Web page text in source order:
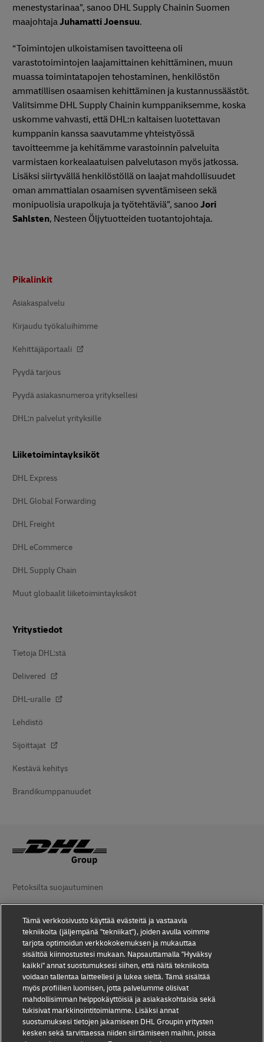
menestystarinaa”, sanoo DHL Supply Chainin Suomen
maajohtajaJuhamatti Joensuu.
“Toimintojen ulkoistamisen tavoitteena oli
varastotoimintojen laajamittainen kehittäminen, muun
muassa toimintatapojen tehostaminen, henkilöstön
ammatillisen osaamisen kehittäminen ja kustannussäästöt.
Valitsimme DHL Supply Chainin kumppaniksemme, koska
uskomme vahvasti, että DHL:n kaltaisen luotettavan
kumppanin kanssa saavutamme yhteistyössä
tavoitteemme ja kehitämme varastoinnin palveluita
varmistaen korkealaatuisen palvelutason myös jatkossa.
Lisäksi siirtyvällä henkilöstöllä on laajat mahdollisuudet
oman ammattialan osaamisen syventämiseen sekä
monipuolisia urapolkuja ja työtehtäviä”, sanoo Jori
Sahlsten, Nesteen Öljytuotteiden tuotantojohtaja.
Pikalinkit
Asiakaspalvelu
Kirjaudu työkaluihimme
Kehittäjäportaali
Pyydä tarjous
Pyydä asiakasnumeroa yrityksellesi
DHL:n palvelut yrityksille
Liiketoimintayksiköt
DHL Express
DHL Global Forwarding
DHL Freight
DHL eCommerce
DHL Supply Chain
Muut globaalit liiketoimintayksiköt
Yritystiedot
Tietoja DHL:stä
Delivered
DHL-uralle
Lehdistö
Sijoittajat
Kestävä kehitys
Brandikumppanuudet
Petoksilta suojautuminen
Käyttöehdot
Tietosuoja
Saavutettavuus
Lisätiedot
Evästeasetukset
Tämä verkkosivusto käyttää evästeitä ja vastaavia
tekniikoita (jäljempänä "tekniikat"), joiden avulla voimme
tarjota optimoidun verkkokokemuksen ja mukauttaa
sisältöä kiinnostustesi mukaan. Napsauttamalla "Hyväksy
kaikki" annat suostumuksesi siihen, että näitä tekniikoita
voidaan tallentaa laitteellesi ja lukea sieltä. Tämä sisältää
myös profiilien luomisen, jotta palvelumme olisivat
mahdollisimman helppokäyttöisiä ja asiakaskohtaisia sekä
tukisivat markkinointitoimiamme. Lisäksi annat
suostumuksesi tietojen jakamiseen DHL Groupin yritysten
kesken sekä tarvittaessa niiden siirtämiseen maihin, joissa